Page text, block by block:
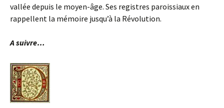
vallée depuis le moyen-âge. Ses registres paroissiaux en
rappellent la mémoire jusqu’à la Révolution.
A suivre…